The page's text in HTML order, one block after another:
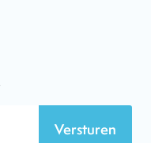
Versturen